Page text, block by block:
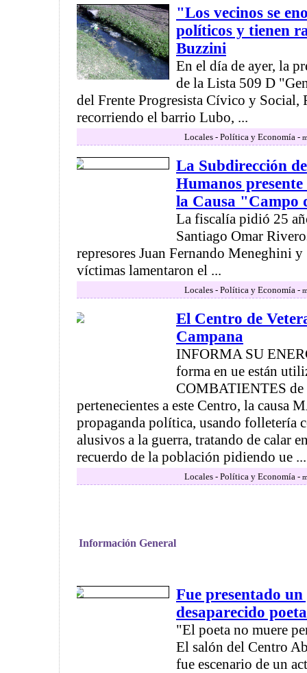
"Los vecinos se
políticos y tienen
Buzzini
En el día de ayer, la
de la Lista 509 D
del Frente Progresista Cívico y Social,
recorriendo el barrio Lubo, ...
Locales - Política y Economía -
La Subdirección
Humanos presente
la Causa "Campo
La fiscalía pidió 25
Santiago Omar
represores Juan Fernando Meneghini
víctimas lamentaron el ...
Locales - Política y Economía -
El Centro de
Campana
INFORMA SU
forma en ue están
COMBATIENTES de
pertenecientes a este Centro, la causa
propaganda política, usando folletería
alusivos a la guerra, tratando de calar
recuerdo de la población pidiendo ue ...
Locales - Política y Economía -
Información General
Fue presentado
desaparecido
"El poeta no muere
El salón del Centro
fue escenario de un